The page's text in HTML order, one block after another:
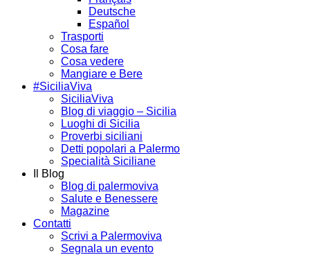
Deutsche
Español
Trasporti
Cosa fare
Cosa vedere
Mangiare e Bere
#SiciliaViva
SiciliaViva
Blog di viaggio – Sicilia
Luoghi di Sicilia
Proverbi siciliani
Detti popolari a Palermo
Specialità Siciliane
Il Blog
Blog di palermoviva
Salute e Benessere
Magazine
Contatti
Scrivi a Palermoviva
Segnala un evento